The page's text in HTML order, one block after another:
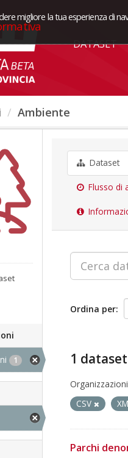
migliore la tua esperienza di
DATASET
Ambiente
1
Dataset
Flusso di
Ordina per
1
CSV
Parchi